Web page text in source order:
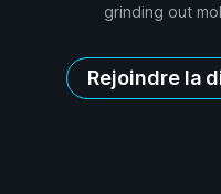
grinding out
Rejoindre la